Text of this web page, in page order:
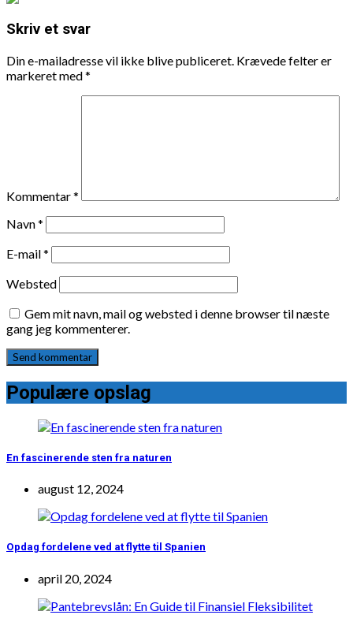
Skriv et svar
Din e-mailadresse vil ikke blive publiceret. Krævede felter er
markeret med*
Kommentar*
Navn*
E-mail*
Websted
Gem mit navn, mail og websted i denne browser til næste
gang jeg kommenterer.
Populære opslag
En fascinerende sten fra naturen
august 12, 2024
Opdag fordelene ved at flytte til Spanien
april 20, 2024